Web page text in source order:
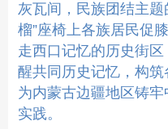
灰瓦间，民族团结主
榴”座椅上各族居民促膝
走西口记忆的历史街
醒共同历史记忆，构
为内蒙古边疆地区铸
实践。